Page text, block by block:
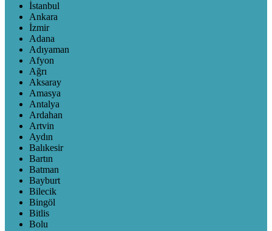
İstanbul
Ankara
İzmir
Adana
Adıyaman
Afyon
Ağrı
Aksaray
Amasya
Antalya
Ardahan
Artvin
Aydın
Balıkesir
Bartın
Batman
Bayburt
Bilecik
Bingöl
Bitlis
Bolu